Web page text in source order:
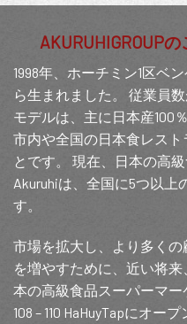
AKURUHIGROUP
1998年、ホーチミン1区ベ
ら生まれました。 従業員
モデルは、主に日本産100
市内や全国の日本食レス
とです。 現在、日本の高
Akuruhiは、全国に5つ以上
す。
市場を拡大し、より多く
を増やすために、近い将
本の高級食品スーパーマ
108 – 110 HaHuyTapにオー